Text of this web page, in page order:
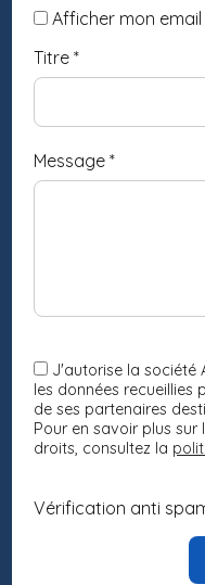
Afficher mon email
Titre*
Message*
J'autorise la société
les données recueillies
de ses partenaires
Pour en savoir plus
droits, consultez la
Vérification anti